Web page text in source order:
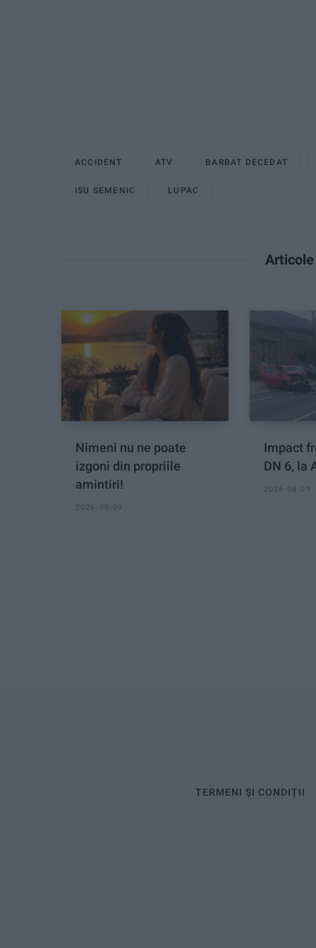
ACCIDENT ATV BARBAT DECEDAT
ISU SEMENIC LUPAC
Nimeni nu ne poate
izgoni din propriile
amintiri!
2026-08-09
Impact
DN 6, la
2026-08-09
TERMENI ȘI CONDIȚII